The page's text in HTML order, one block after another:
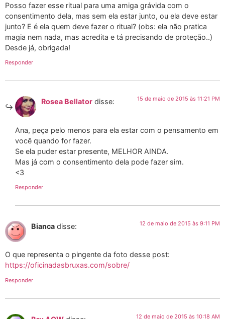
Posso fazer esse ritual para uma amiga grávida com o
consentimento dela, mas sem ela estar junto, ou ela deve estar
junto? E é ela quem deve fazer o ritual? (obs: ela não pratica
magia nem nada, mas acredita e tá precisando de proteção..)
Desde já, obrigada!
Responder
Rosea Bellator disse: 15 de maio de 2015 às 11:21 PM
Ana, peça pelo menos para ela estar com o pensamento em
você quando for fazer.
Se ela puder estar presente, MELHOR AINDA.
Mas já com o consentimento dela pode fazer sim.
<3
Responder
Bianca disse: 12 de maio de 2015 às 9:11 PM
O que representa o pingente da foto desse post:
https://oficinadasbruxas.com/sobre/
Responder
12 de maio de 2015 às 10:18 AM